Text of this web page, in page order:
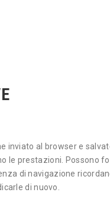
inviato al browser e
le prestazioni. Possono
di navigazione
di nuovo.